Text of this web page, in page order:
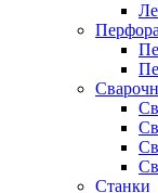
Станки